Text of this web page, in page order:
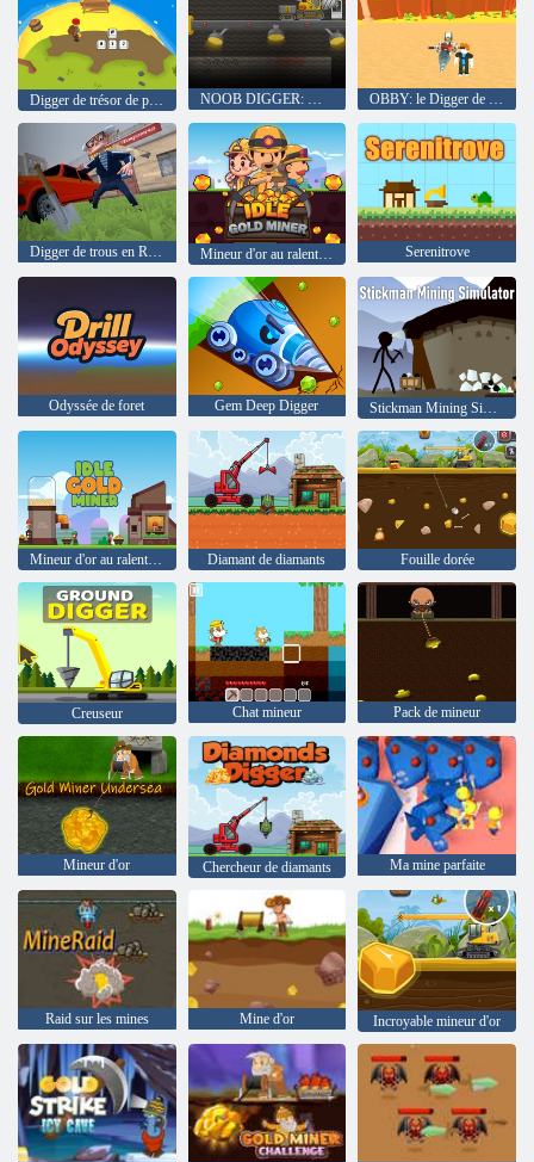
Digger de trésor de pillage
Digger de trous en Russie Mineur d'or au ralentissement Serenitrove
Odyssée de foret Gem Deep Digger
Mineur d'or au ralentissement Diamant de diamants Fouille dorée
Creuseur Chat mineur Pack de mineur
Mineur d'or Chercheur de diamants Ma mine parfaite
Raid sur les mines Mine d'or Incroyable mineur d'or